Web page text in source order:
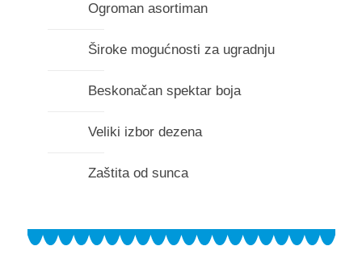
Ogroman asortiman
Široke mogućnosti za ugradnju
Beskonačan spektar boja
Veliki izbor dezena
Zaštita od sunca